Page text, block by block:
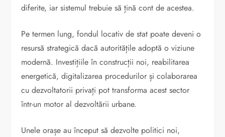
diferite, iar sistemul trebuie să țină cont de acestea.
Pe termen lung, fondul locativ de stat poate deveni o
resursă strategică dacă autoritățile adoptă o viziune
modernă. Investițiile în construcții noi, reabilitarea
energetică, digitalizarea procedurilor și colaborarea
cu dezvoltatorii privați pot transforma acest sector
într-un motor al dezvoltării urbane.
Unele orașe au început să dezvolte politici noi,